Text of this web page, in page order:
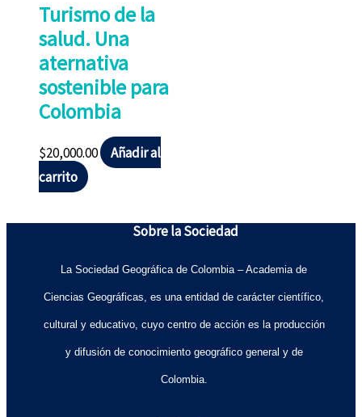
Turismo de la
salud. Una
aternativa
sostenible para
Colombia
$20,000.00
Añadir al
carrito
Sobre la Sociedad
La Sociedad Geográfica de Colombia – Academia de
Ciencias Geográficas, es una entidad de carácter científico,
cultural y educativo, cuyo centro de acción es la producción
y difusión de conocimiento geográfico general y de
Colombia.